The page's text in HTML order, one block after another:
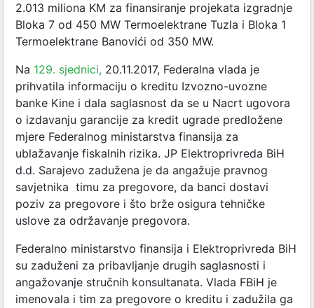
2.013 miliona KM za finansiranje projekata izgradnje
Bloka 7 od 450 MW Termoelektrane Tuzla i Bloka 1
Termoelektrane Banovići od 350 MW.
Na 129. sjednici, 20.11.2017, Federalna vlada je
prihvatila informaciju o kreditu Izvozno-uvozne
banke Kine i dala saglasnost da se u Nacrt ugovora
o izdavanju garancije za kredit ugrade predložene
mjere Federalnog ministarstva finansija za
ublažavanje fiskalnih rizika. JP Elektroprivreda BiH
d.d. Sarajevo zadužena je da angažuje pravnog
savjetnika timu za pregovore, da banci dostavi
poziv za pregovore i što brže osigura tehničke
uslove za održavanje pregovora.
Federalno ministarstvo finansija i Elektroprivreda BiH
su zaduženi za pribavljanje drugih saglasnosti i
angažovanje stručnih konsultanata. Vlada FBiH je
imenovala i tim za pregovore o kreditu i zadužila ga